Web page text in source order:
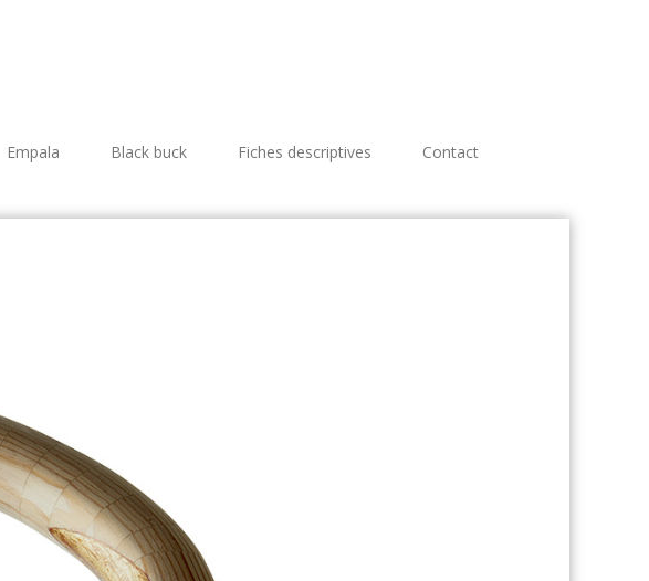
Empala Black buck Fiches descriptives Contact